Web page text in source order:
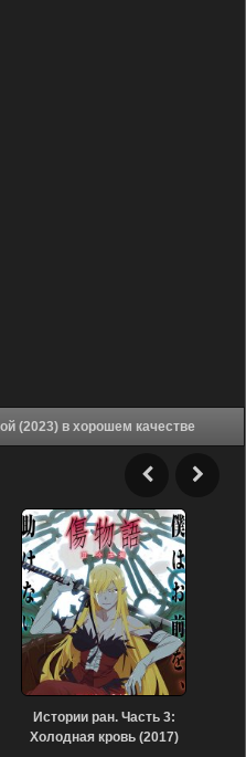
Аниме Стать любимой собачкой (2023) в хорошем качестве
Истории ран. Часть 3:
Холодная кровь (2017)